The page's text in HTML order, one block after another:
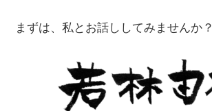
まずは、私とお話ししてみませんか？